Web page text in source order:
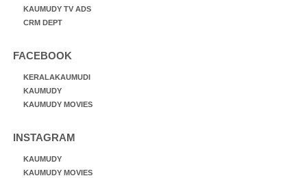
KAUMUDY TV ADS
CRM DEPT
FACEBOOK
KERALAKAUMUDI
KAUMUDY
KAUMUDY MOVIES
INSTAGRAM
KAUMUDY
KAUMUDY MOVIES